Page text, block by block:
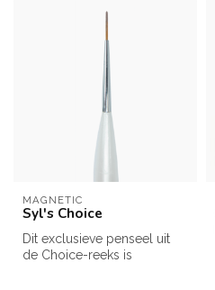
MAGNETIC
Syl's Choice
Dit exclusieve penseel uit
de Choice-reeks is